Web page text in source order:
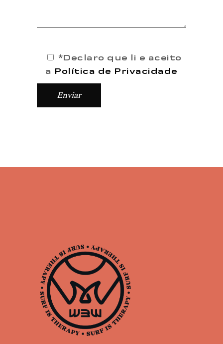
*Declaro que li e aceito
a Política de Privacidade
Enviar